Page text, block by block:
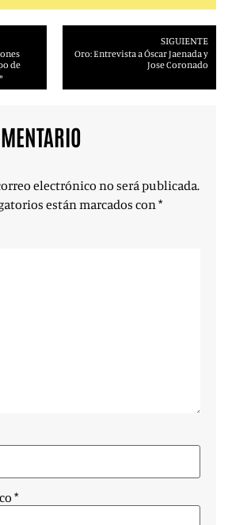
de
SIGUIENTE
Oro: Entrevista a Óscar Jaenada y
Jose Coronado
electrónico no será publicada.
están marcados con*
*